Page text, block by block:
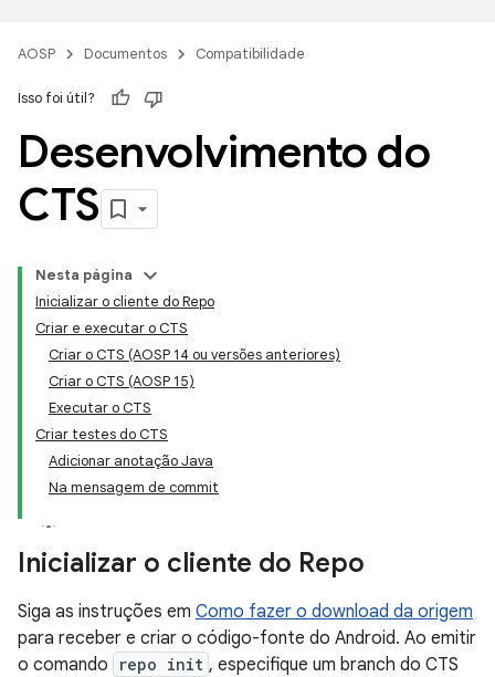
AOSP Documentos Compatibilidade
Isso foi útil?
Desenvolvimento do
CTS
Nesta página
Inicializar o cliente do Repo
Criar e executar o CTS
Criar o CTS (AOSP 14 ou versões anteriores)
Criar o CTS (AOSP 15)
Executar o CTS
Criar testes do CTS
Adicionar anotação Java
Na mensagem de commit
Inicializar o cliente do Repo
Siga as instruções em Como fazer o download da origem
para receber e criar o código-fonte do Android. Ao emitir
o comando
repo init , especifique um branch do CTS